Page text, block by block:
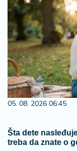
05. 08. 2026 06:45
Šta dete
treba da znate o